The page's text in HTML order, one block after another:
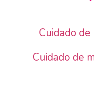
Cuidado
Cuidado de